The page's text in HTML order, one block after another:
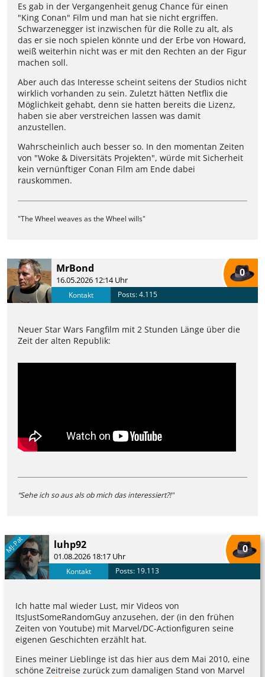
Es gab in der Vergangenheit genug Chance für einen
"King Conan" Film und man hat sie nicht ergriffen.
Schwarzenegger ist inzwischen für die Rolle zu alt, als
das er sie noch spielen könnte und der Erbe von Howard,
weiß weiterhin nicht was er mit den Rechten an der Figur
machen soll.
Aber auch das Interesse scheint seitens der Studios nicht
wirklich vorhanden zu sein. Zuletzt hätten Netflix die
Möglichkeit gehabt, denn sie hatten bereits die Lizenz,
haben sie aber verstreichen lassen was damit
anzustellen.
Wahrscheinlich auch besser so. In den momentan Zeiten
von "Woke & Diversitäts Projekten", würde mit Sicherheit
kein vernünftiger Conan Film am Ende dabei
rauskommen.
"The Wheel weaves as the Wheel wills"
MrBond
16.05.2026 12:14 Uhr
0
Kontakt Posts: 4.115
Neuer Star Wars Fangfilm mit 2 Stunden Länge über die
Zeit der alten Republik:
“Sehe ich so aus als ob mich das interessiert?!"
MJ-Pat luhp92
01.08.2026 18:17 Uhr
0
Kontakt Posts: 19.113
Ich hatte mal wieder Lust, mir Videos von
ItsJustSomeRandomGuy anzusehen, der (in den frühen
Zeiten von Youtube) mit Marvel/DC-Actionfiguren seine
eigenen Geschichten erzählt hat.
Eines meiner Lieblinge ist das hier aus dem Mai 2010, eine
schöne Zeitreise zurück zum damaligen Stand von Marvel